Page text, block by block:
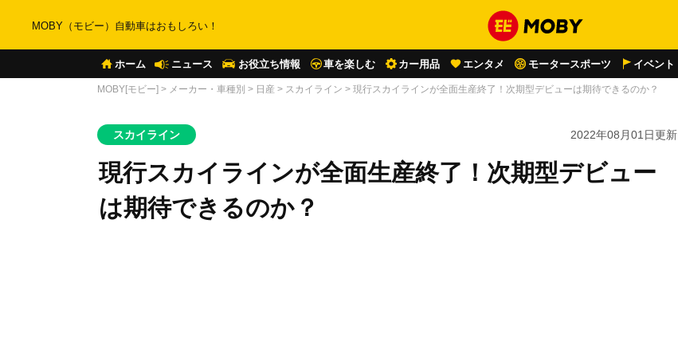
MOBY（モビー）自動車はおもしろい！
ホーム ニュース お役立ち情報 車を楽しむ カー用品 エンタメ モータースポーツ イベント
MOBY[モビー] > メーカー・車種別 > 日産 > スカイライン > 現行スカイラインが全面生産終了！次期型デビューは期待できるのか？
スカイライン 2022年08月01日更新
現行スカイラインが全面生産終了！次期型デビュー
は期待できるのか？